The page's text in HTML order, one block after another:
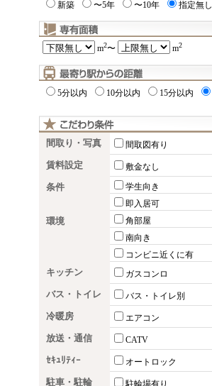
新築 〜5年 〜10年 指定無し
m2〜 m2
5分以内 10分以内 15分以内
間取り・写真 間取図有り
賃料設定 敷金なし
条件 学生向き
即入居可
環境 角部屋
南向き
コンビニ近くに有
キッチン ガスコンロ
バス・トイレ バス・トイレ別
冷暖房 エアコン
放送・通信 CATV
ｾｷｭﾘﾃｨｰ オートロック
駐車・駐輪 駐輪場有り